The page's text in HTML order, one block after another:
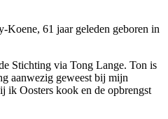
61 jaar geleden geboren in
Stichting via Tong Lange. Ton is
aanwezig geweest bij mijn
ik Oosters kook en de opbrengst